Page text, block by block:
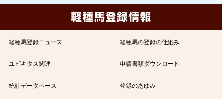
軽種馬登録ニュース 軽種馬の登録の仕組み
ユビキタス関連 申請書類ダウンロード
統計データベース 登録のあゆみ